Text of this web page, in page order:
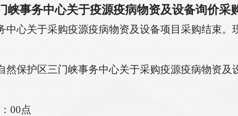
峡事务中心关于疫源疫病物资及设备询价采
中心关于采购疫源疫病物资及设备项目 采购结束。
然保护区三门峡事务中心关于采购疫源疫病物资及
00点